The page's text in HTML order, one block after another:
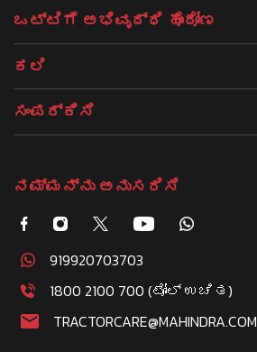
ಒಟ್ಟಿಗೆ ಅಭಿವೃದ್ಧಿ ಹೊಂದೋಣ
ಕಲಿ
ಸಂಪರ್ಕಿಸಿ
ನಮ್ಮನ್ನು ಅನುಸರಿಸಿ
919920703703
1800 2100 700 (ಟೋಲ್ ಉಚಿತ)
TRACTORCARE@MAHINDRA.COM